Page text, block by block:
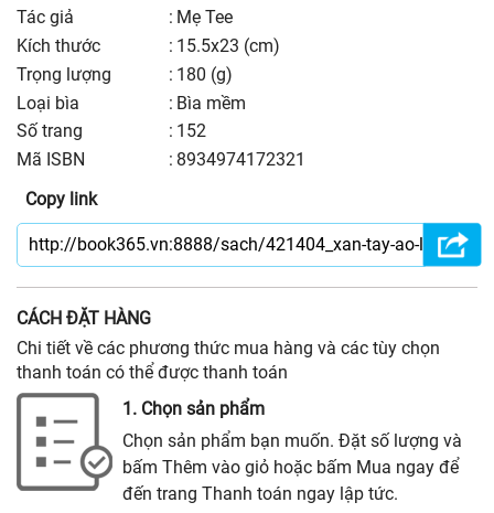
Tác giả
: Mẹ Tee
kích thước
: 15.5x23 (cm)
trọng lượng
: 180 (g)
Loại bìa
: Bìa mềm
số trang
: 152
Mã ISBN
: 8934974172321
Copy link
CÁCH ĐẶT HÀNG
Chi tiết về các phương thức mua hàng và các tùy chọn
thanh toán có thể được thanh toán
1. Chọn sản phẩm
Chọn sản phẩm bạn muốn. Đặt số lượng và
bấm Thêm vào giỏ hoặc bấm Mua ngay để
đến trang Thanh toán ngay lập tức.